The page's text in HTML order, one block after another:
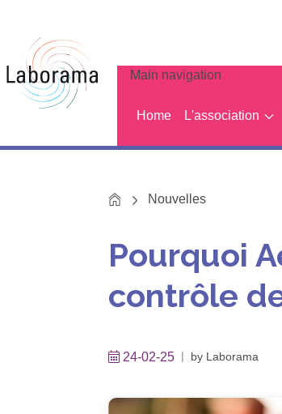
Main navigation
Home L'association
HomeNouvelles
Pourquoi
contrôle
24-02-25 by Laborama